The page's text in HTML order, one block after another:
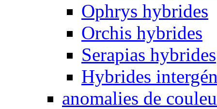
Ophrys hybrides
Orchis hybrides
Serapias hybrides
Hybrides
anomalies de